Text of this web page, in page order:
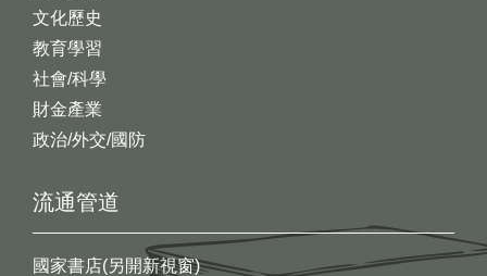
文化歷史
教育學習
社會/科學
財金產業
政治/外交/國防
流通管道
國家書店(另開新視窗)